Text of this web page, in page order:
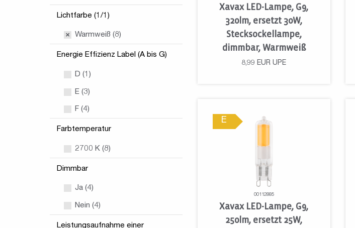
Lichtfarbe (1/1)
Warmweiß (8)
Energie Effizienz Label (A bis G)
D (1)
E (3)
F (4)
Farbtemperatur
2700 K (8)
Dimmbar
Ja (4)
Nein (4)
Leistungsaufnahme einer
Xavax LED-Lampe, G9,
320lm, ersetzt 30W,
Stecksockellampe,
dimmbar, Warmweiß
8,99 EUR UPE
E
00112885
Xavax LED-Lampe, G9,
250lm, ersetzt 25W,